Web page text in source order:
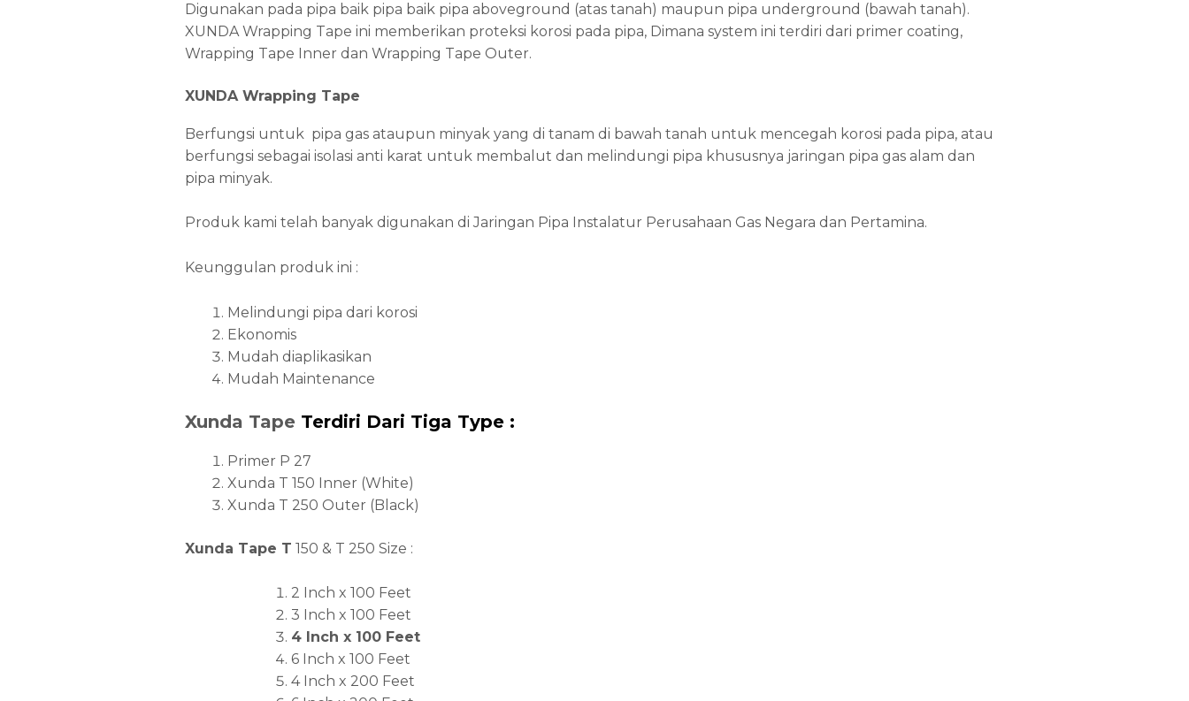
Digunakan pada pipa baik pipa baik pipa aboveground (atas tanah) maupun pipa underground (bawah tanah).
XUNDA Wrapping Tape ini memberikan proteksi korosi pada pipa, Dimana system ini terdiri dari primer coating,
Wrapping Tape Inner dan Wrapping Tape Outer.
XUNDA Wrapping Tape
Berfungsi untuk pipa gas ataupun minyak yang di tanam di bawah tanah untuk mencegah korosi pada pipa, atau
berfungsi sebagai isolasi anti karat untuk membalut dan melindungi pipa khususnya jaringan pipa gas alam dan
pipa minyak.
Produk kami telah banyak digunakan di Jaringan Pipa Instalatur Perusahaan Gas Negara dan Pertamina.
Keunggulan produk ini :
Melindungi pipa dari korosi
Ekonomis
Mudah diaplikasikan
Mudah Maintenance
Xunda Tape Terdiri Dari Tiga Type :
Primer P 27
Xunda T 150 Inner (White)
Xunda T 250 Outer (Black)
Xunda Tape T 150 & T 250 Size :
2 Inch x 100 Feet
3 Inch x 100 Feet
4 Inch x 100 Feet
6 Inch x 100 Feet
4 Inch x 200 Feet